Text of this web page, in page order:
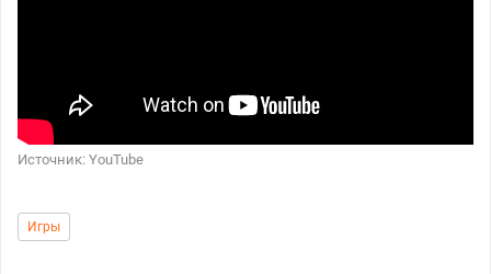
Источник: YouTube
Игры